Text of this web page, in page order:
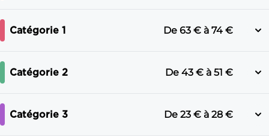
Catégorie 1 De 63 € à 74 €
Catégorie 2 De 43 € à 51 €
Catégorie 3 De 23 € à 28 €